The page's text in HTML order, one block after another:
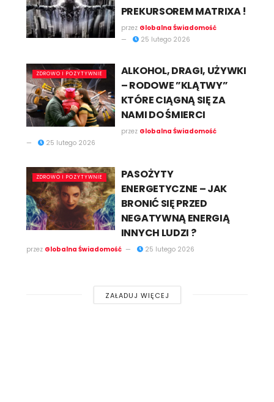
PREKURSOREM MATRIXA !
przez Globalna Świadomość
25 lutego 2026
ZDROWO I POZYTYWNIE
ALKOHOL, DRAGI, UŻYWKI
– RODOWE ”KLĄTWY”
KTÓRE CIĄGNĄ SIĘ ZA
NAMI DO ŚMIERCI
przez Globalna Świadomość
25 lutego 2026
ZDROWO I POZYTYWNIE
PASOŻYTY
ENERGETYCZNE – JAK
BRONIĆ SIĘ PRZED
NEGATYWNĄ ENERGIĄ
INNYCH LUDZI ?
przez Globalna Świadomość 25 lutego 2026
ZAŁADUJ WIĘCEJ